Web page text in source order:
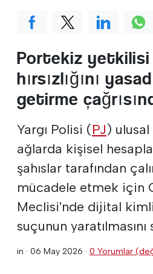
Portekiz
hırsızlığını
getirme
Yargı Polisi (PJ)
ağlarda kişisel
şahıslar tarafından
mücadele etmek için
Meclisi'nde dijital kimlik
suçunun yaratılmasını
in · 06 May 2026 · 0 Yorumlar